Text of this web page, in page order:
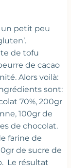
un petit peu
de tofu
de cacao
Alors voilà:
sont:
70%, 200gr
100gr de
de chocolat.
farine de
de sucre de
Le résultat